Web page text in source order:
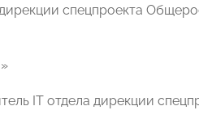
спецпроекта
IT отдела дирекции